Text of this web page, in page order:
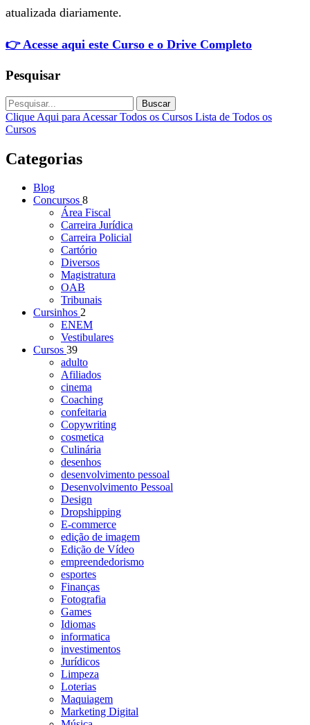
atualizada diariamente.
👉 Acesse aqui este Curso e o Drive Completo
Pesquisar
Buscar
Clique Aqui para Acessar Todos os Cursos Lista de Todos os
Cursos
Categorias
Blog
Concursos 8
Área Fiscal
Carreira Jurídica
Carreira Policial
Cartório
Diversos
Magistratura
OAB
Tribunais
Cursinhos 2
ENEM
Vestibulares
Cursos 39
adulto
Afiliados
cinema
Coaching
confeitaria
Copywriting
cosmetica
Culinária
desenhos
desenvolvimento pessoal
Desenvolvimento Pessoal
Design
Dropshipping
E-commerce
edição de imagem
Edição de Vídeo
empreendedorismo
esportes
Finanças
Fotografia
Games
Idiomas
informatica
investimentos
Jurídicos
Limpeza
Loterias
Maquiagem
Marketing Digital